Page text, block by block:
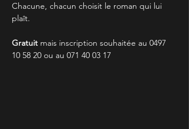
Chacune, chacun choisit le roman qui lui
plaît.
Gratuit mais inscription souhaitée au 0497
10 58 20 ou au 071 40 03 17